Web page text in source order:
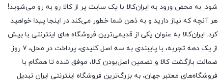
شود. به محض ورود به ایران‌کالا با یک سایت پر از کالا رو به رو می‌شوید!
هر آنچه که نیاز دارید و به ذهن شما خطور می‌کند در اینجا پیدا خواهید
کرد. ایران‌کالا به عنوان یکی از قدیمی‌ترین فروشگاه های اینترنتی با بیش
از یک دهه تجربه، با پایبندی به سه اصل کلیدی، پرداخت در محل، ۷ روز
ضمانت بازگشت کالا و تضمین اصل‌بودن کالا، موفق شده تا همگام با
فروشگاه‌های معتبر جهان، به بزرگ‌ترین فروشگاه اینترنتی ایران تبدیل